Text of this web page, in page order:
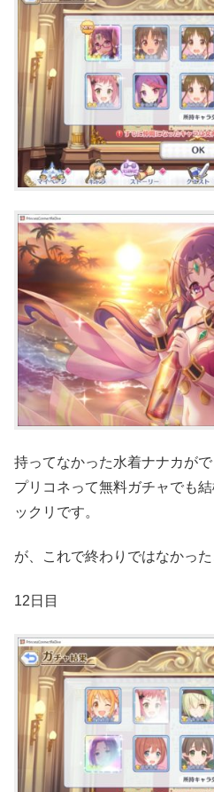
持ってなかった水着ナナカがで
プリコネって無料ガチャでも
ックリです。
が、これで終わりではなかっ
12日目